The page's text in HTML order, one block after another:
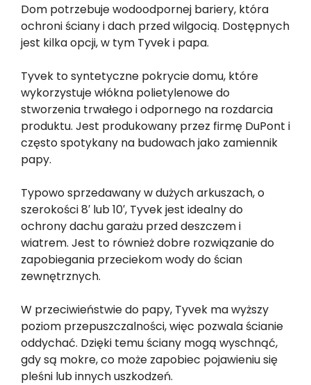
Dom potrzebuje wodoodpornej bariery, która
ochroni ściany i dach przed wilgocią. Dostępnych
jest kilka opcji, w tym Tyvek i papa.
Tyvek to syntetyczne pokrycie domu, które
wykorzystuje włókna polietylenowe do
stworzenia trwałego i odpornego na rozdarcia
produktu. Jest produkowany przez firmę DuPont i
często spotykany na budowach jako zamiennik
papy.
Typowo sprzedawany w dużych arkuszach, o
szerokości 8′ lub 10′, Tyvek jest idealny do
ochrony dachu garażu przed deszczem i
wiatrem. Jest to również dobre rozwiązanie do
zapobiegania przeciekom wody do ścian
zewnętrznych.
W przeciwieństwie do papy, Tyvek ma wyższy
poziom przepuszczalności, więc pozwala ścianie
oddychać. Dzięki temu ściany mogą wyschnąć,
gdy są mokre, co może zapobiec pojawieniu się
pleśni lub innych uszkodzeń.